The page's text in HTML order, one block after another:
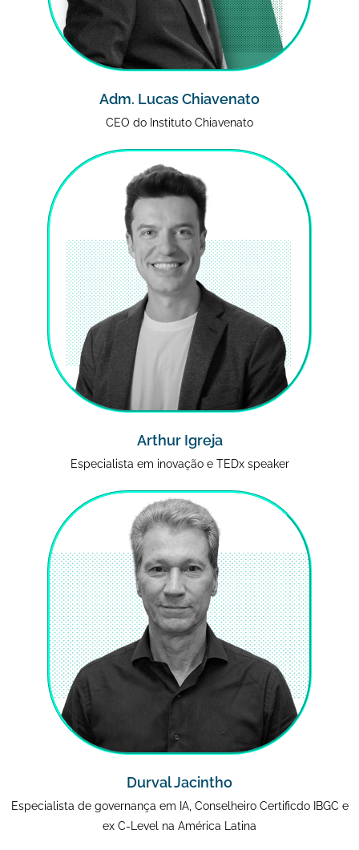
Adm. Lucas Chiavenato
CEO do Instituto Chiavenato
Arthur Igreja
Especialista em inovação e TEDx speaker
Durval Jacintho
Especialista de governança em IA, Conselheiro Certificdo IBGC e
ex C-Level na América Latina